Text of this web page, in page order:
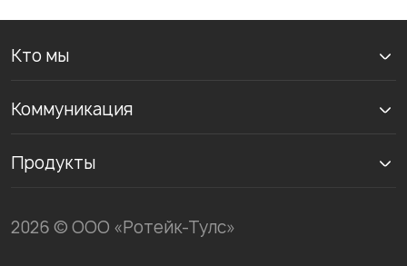
Кто мы
Коммуникация
Продукты
2026 © ООО «Ротейк-Тулс»